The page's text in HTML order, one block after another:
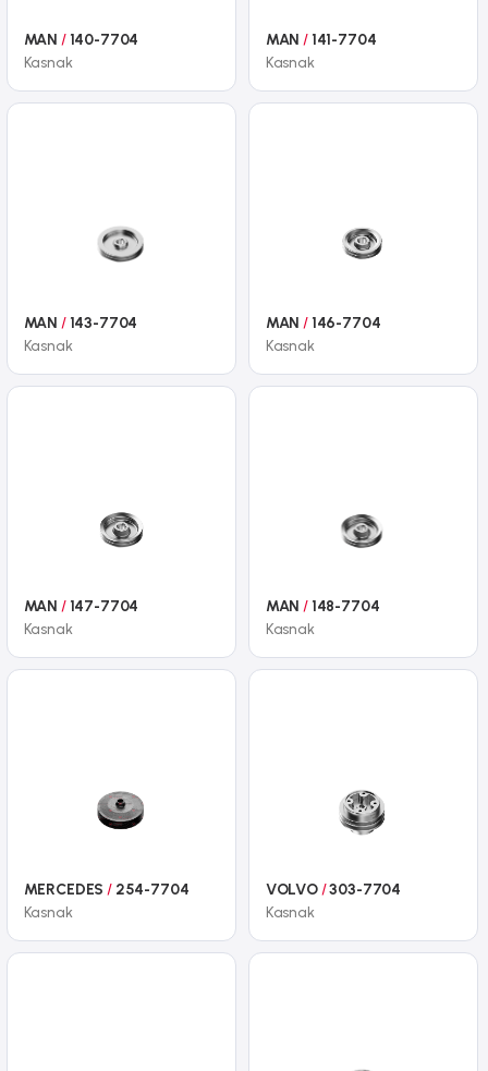
MAN /140-7704
Kasnak
MAN/141-7704
Kasnak
MAN /143-7704
Kasnak
MAN/146-7704
Kasnak
MAN /147-7704
Kasnak
MAN/148-7704
Kasnak
MERCEDES/254-7704
Kasnak
VOLVO/303-7704
Kasnak